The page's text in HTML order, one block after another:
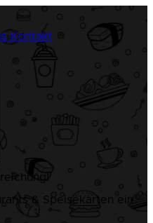
Kontakt
& Speisekarten ein